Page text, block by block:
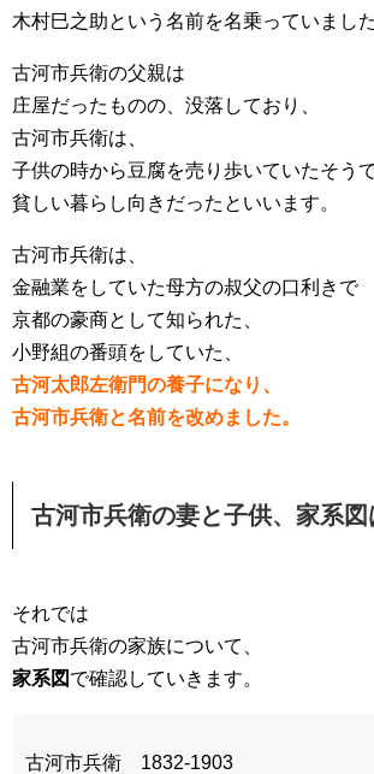
木村巳之助という名前を名乗っていました
古河市兵衛の父親は
庄屋だったものの、没落しており、
古河市兵衛は、
子供の時から豆腐を売り歩いていたそうで
貧しい暮らし向きだったといいます。
古河市兵衛は、
金融業をしていた母方の叔父の口利きで
京都の豪商として知られた、
小野組の番頭をしていた、
古河太郎左衛門の養子になり、
古河市兵衛と名前を改めました。
古河市兵衛の妻と子供、家系図
それでは
古河市兵衛の家族について、
家系図 で確認していきます。
古河市兵衛 1832-1903